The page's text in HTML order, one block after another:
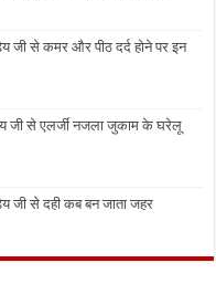
जी से कमर और पीठ दर्द होने पर इन
जी से एलर्जी नजला जुकाम के घरेलू
जी से दही कब बन जाता जहर